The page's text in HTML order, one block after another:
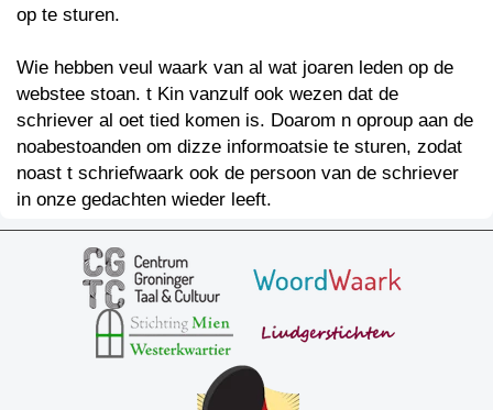
op te sturen.
Wie hebben veul waark van al wat joaren leden op de
webstee stoan. t Kin vanzulf ook wezen dat de
schriever al oet tied komen is. Doarom n oproup aan de
noabestoanden om dizze informoatsie te sturen, zodat
noast t schriefwaark ook de persoon van de schriever
in onze gedachten wieder leeft.